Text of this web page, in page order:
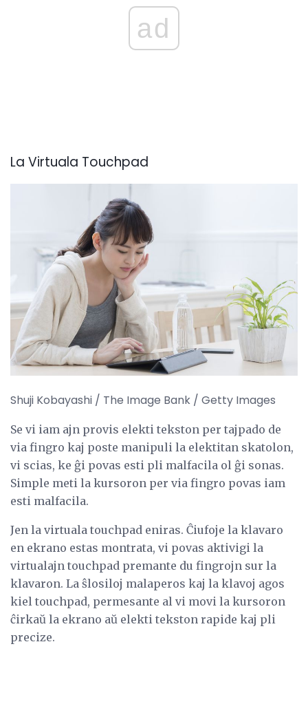
ad
La Virtuala Touchpad
Shuji Kobayashi / The Image Bank / Getty Images
Se vi iam ajn provis elekti tekston per tajpado de
via fingro kaj poste manipuli la elektitan skatolon,
vi scias, ke ĝi povas esti pli malfacila ol ĝi sonas.
Simple meti la kursoron per via fingro povas iam
esti malfacila.
Jen la virtuala touchpad eniras. Ĉiufoje la klavaro
en ekrano estas montrata, vi povas aktivigi la
virtualajn touchpad premante du fingrojn sur la
klavaron. La ŝlosiloj malaperos kaj la klavoj agos
kiel touchpad, permesante al vi movi la kursoron
ĉirkaŭ la ekrano aŭ elekti tekston rapide kaj pli
precize.